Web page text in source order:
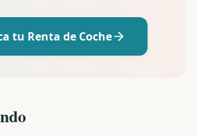
tu Renta de Coche